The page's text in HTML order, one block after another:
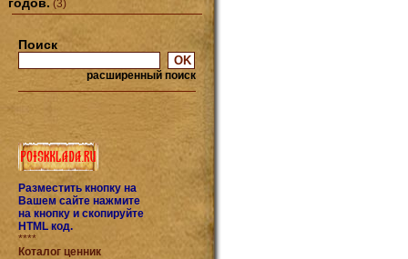
(3)
Поиск
расширенный поиск
Разместить кнопку на
Вашем сайте нажмите
на кнопку и скопируйте
HTML код.
****
Коталог ценник